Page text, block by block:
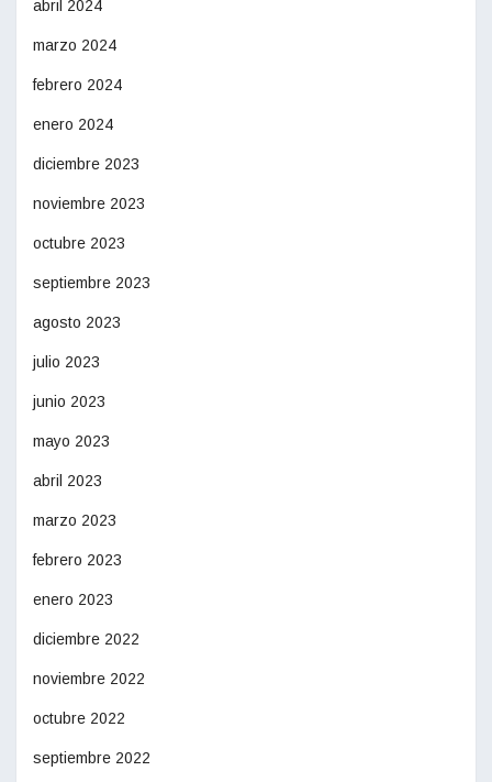
abril 2024
marzo 2024
febrero 2024
enero 2024
diciembre 2023
noviembre 2023
octubre 2023
septiembre 2023
agosto 2023
julio 2023
junio 2023
mayo 2023
abril 2023
marzo 2023
febrero 2023
enero 2023
diciembre 2022
noviembre 2022
octubre 2022
septiembre 2022